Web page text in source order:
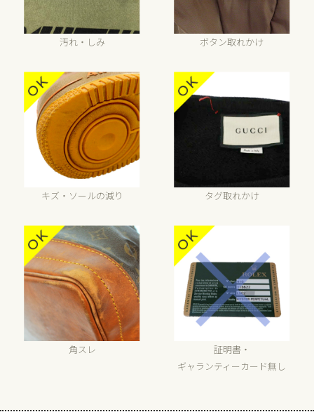
汚れ・しみ ボタン取れかけ
キズ・ソールの減り タグ取れかけ
角スレ
証明書・
ギャランティーカード無し